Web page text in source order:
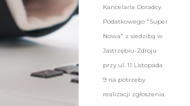
Kancelaria Doradcy
Podatkowego "Super
Nowa" z siedzibą w
Jastrzębiu-Zdroju
przy ul. 11 Listopada
9 na potrzeby
realizacji zgłoszenia.